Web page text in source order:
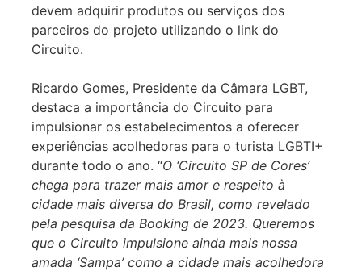
devem adquirir produtos ou serviços dos
parceiros do projeto utilizando o link do
Circuito.
Ricardo Gomes, Presidente da Câmara LGBT,
destaca a importância do Circuito para
impulsionar os estabelecimentos a oferecer
experiências acolhedoras para o turista LGBTI+
durante todo o ano. “O ‘Circuito SP de Cores’
chega para trazer mais amor e respeito à
cidade mais diversa do Brasil, como revelado
pela pesquisa da Booking de 2023. Queremos
que o Circuito impulsione ainda mais nossa
amada ‘Sampa’ como a cidade mais acolhedora